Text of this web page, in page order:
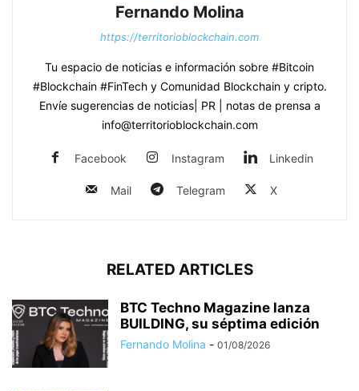
Fernando Molina
https://territorioblockchain.com
Tu espacio de noticias e información sobre #Bitcoin
#Blockchain #FinTech y Comunidad Blockchain y cripto.
Envíe sugerencias de noticias| PR | notas de prensa a
info@territorioblockchain.com
Facebook Instagram Linkedin
Mail Telegram X
RELATED ARTICLES
BTC Techno Magazine lanza
BUILDING, su séptima edición
Fernando Molina - 01/08/2026